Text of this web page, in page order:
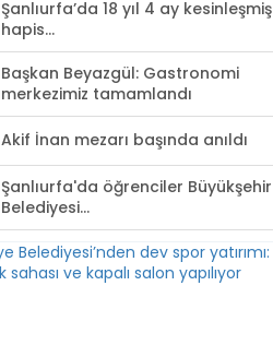
Şanlıurfa’da 18 yıl 4 ay kesinleşmiş
hapis...
Başkan Beyazgül: Gastronomi
merkezimiz tamamlandı
Akif İnan mezarı başında anıldı
Şanlıurfa'da öğrenciler Büyükşehir
Belediyesi...